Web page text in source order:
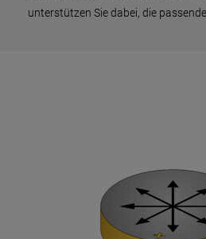
unterstützen Sie dabei, die